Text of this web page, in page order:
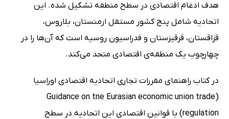
هدف ادغام اقتصادی در سطح منطقه‌ تشکیل شده. این
اتحادیه شامل پنج کشور مستقل ارمنستان، بلاروس،
قزاقستان، قرقیزستان و فدراسیون روسیه است که آن‌ها را در
چهارچوب یک منطقه‌ی اقتصادی متحد می‌کند.
در کتاب راهنمای مقررات تجاری اتحادیه اقتصادی اوراسیا
(Guidance on tne Eurasian economic union trade
regulation) با قوانین اقتصادی این اتحادیه در سطح